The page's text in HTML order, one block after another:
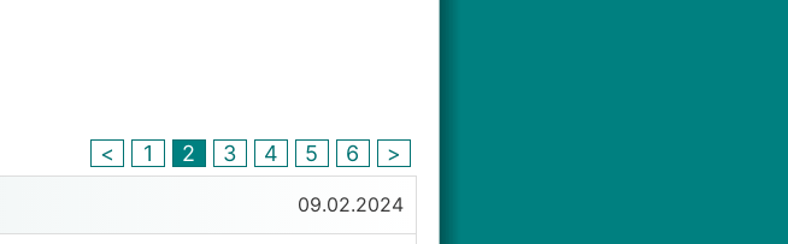
< 1 2 3 4 5 6 >
09.02.2024